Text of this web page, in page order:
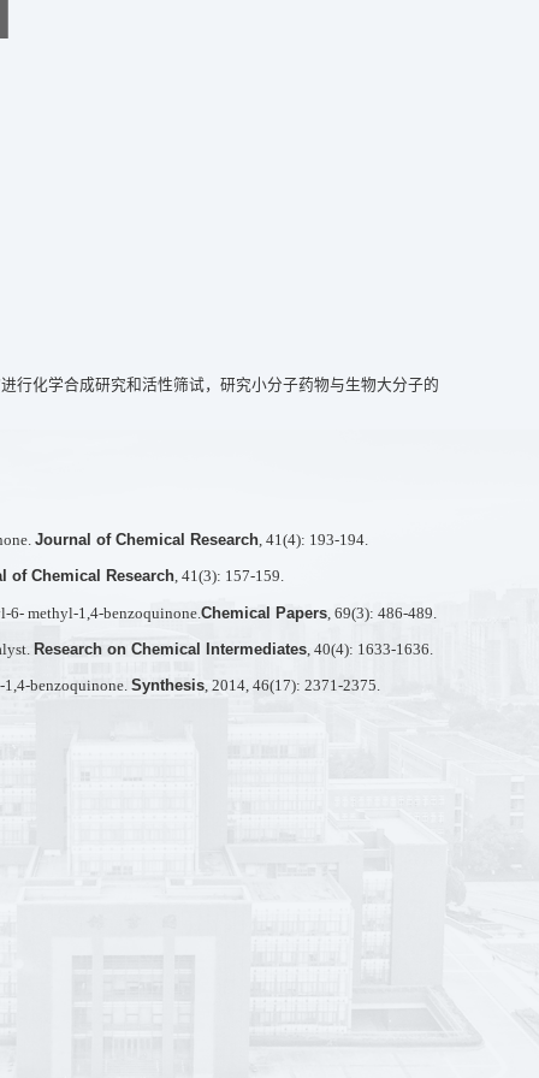
行化学合成研究和活性筛试，研究小分子药物与生物大分子的
Journal of Chemical Research, 41(4): 193-194.
of Chemical Research, 41(3): 157-159.
6- methyl-1,4-benzoquinone.Chemical Papers , 69(3): 486-489.
Research on Chemical Intermediates, 40(4): 1633-1636.
1,4-benzoquinone.Synthesis, 2014, 46(17): 2371-2375.